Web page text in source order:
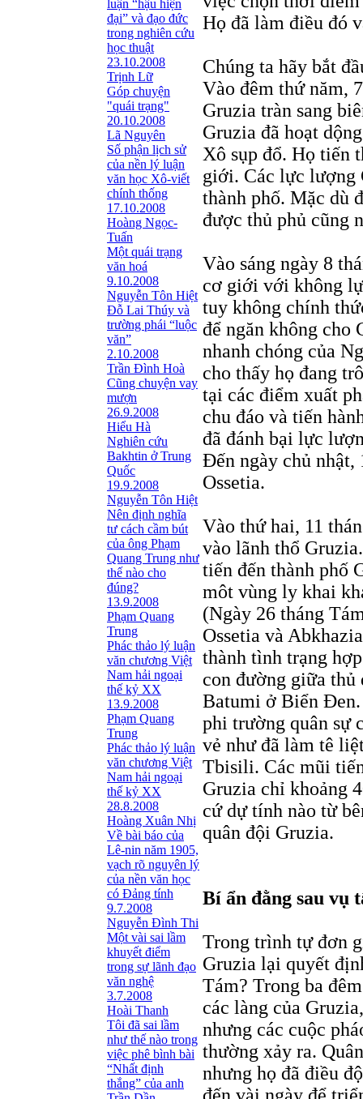
luận “hậu hiện
đại” và đạo đức
trong nghiên cứu
học thuật
23.10.2008
Trịnh Lữ
Góp chuyện
"quái trạng"
20.10.2008
Lã Nguyên
Số phận lịch sử
của nền lý luận
văn học Xô-viết
chính thống
17.10.2008
Hoàng Ngọc-
Tuấn
Một quái trạng
văn hoá
9.10.2008
Nguyễn Tôn Hiệt
Đỗ Lai Thúy và
trường phái “luộc
văn”
2.10.2008
Trần Đình Hoà
Cũng chuyện vay
mượn
26.9.2008
Hiểu Hà
Nghiên cứu
Bakhtin ở Trung
Quốc
19.9.2008
Nguyễn Tôn Hiệt
Nên định nghĩa
tư cách cầm bút
của ông Phạm
Quang Trung như
thế nào cho
đúng?
13.9.2008
Phạm Quang
Trung
Phác thảo lý luận
văn chương Việt
Nam hải ngoại
thế kỷ XX
13.9.2008
Phạm Quang
Trung
Phác thảo lý luận
văn chương Việt
Nam hải ngoại
thế kỷ XX
28.8.2008
Hoàng Xuân Nhị
Về bài báo của
Lê-nin năm 1905,
vạch rõ nguyên lý
của nền văn học
có Đảng tính
9.7.2008
Nguyễn Đình Thi
Một vài sai lầm
khuyết điểm
trong sự lãnh đạo
văn nghệ
3.7.2008
Hoài Thanh
Tôi đã sai lầm
như thế nào trong
việc phê bình bài
“Nhất định
thắng” của anh
Họ đã làm điều đó
Chúng ta hãy bắt
Vào đêm thứ năm,
Gruzia tràn sang
Gruzia đã hoạt
Xô sụp đổ. Họ tiến
giới. Các lực lượng
thành phố. Mặc dù
được thủ phủ cũng
Vào sáng ngày 8
cơ giới với không
tuy không chính
để ngăn không cho
nhanh chóng của
cho thấy họ đang
tại các điểm xuất
chu đáo và tiến
đã đánh bại lực
Đến ngày chủ nhật,
Ossetia.
Vào thứ hai, 11
vào lãnh thổ
tiến đến thành phố
môt vùng ly khai
(Ngày 26 tháng
Ossetia và
thành tình trạng
con đường giữa
Batumi ở Biển Đen.
phi trường quân sự
vẻ như đã làm tê
Tbisili. Các mũi
Gruzia chỉ khoảng
cứ dự tính nào từ
quân đội Gruzia.
Bí ẩn đằng sau vụ
Trong trình tự đơn
Gruzia lại quyết
Tám? Trong ba
các làng của
nhưng các cuộc
thường xảy ra.
nhưng họ đã điều